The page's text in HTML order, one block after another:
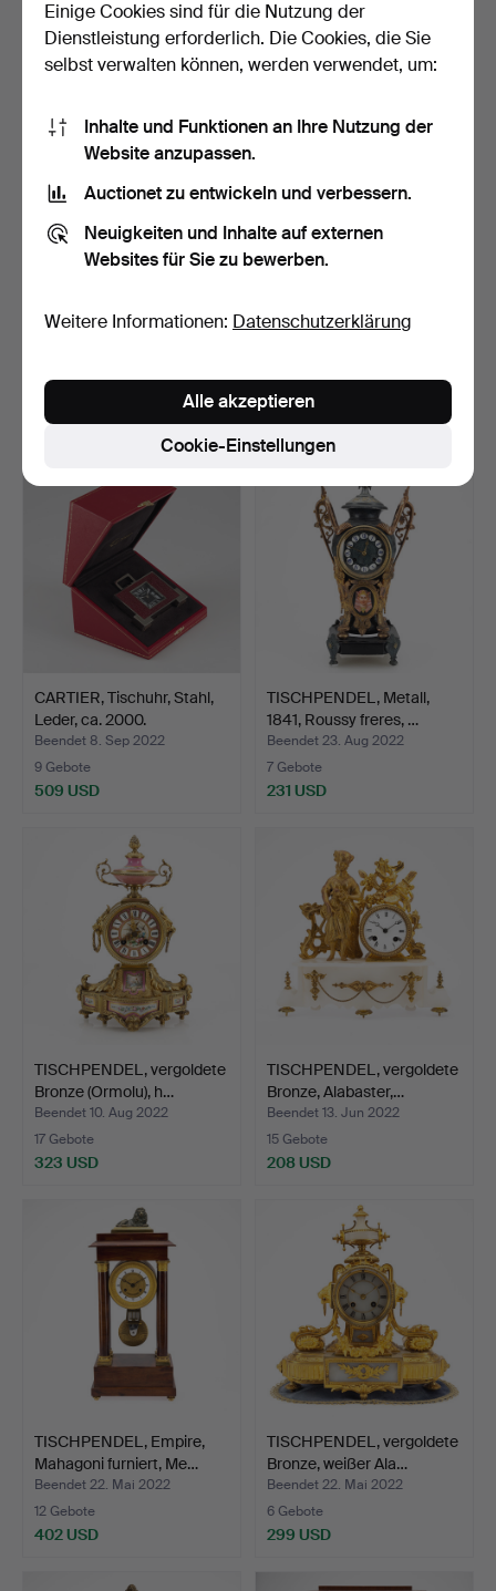
7 Gebote
346 USD
20 Gebote
189 USD
TISCHUHR, Marmor,
147 USD
BORDSUR &
8 Gebote
CARTIER, Tischuhr, Stahl,
Leder, ca. 2000.
Beendet 8. Sep 2022
9 Gebote
509 USD
TISCHPENDEL, Metall,
1841, Roussy freres, …
Beendet 23. Aug 2022
7 Gebote
231 USD
TISCHPENDEL, vergoldete
Bronze (Ormolu), h…
Beendet 10. Aug 2022
17 Gebote
323 USD
TISCHPENDEL, vergoldete
Bronze, Alabaster,…
Beendet 13. Jun 2022
15 Gebote
208 USD
TISCHPENDEL, Empire,
Mahagoni furniert, Me…
Beendet 22. Mai 2022
12 Gebote
402 USD
TISCHPENDEL, vergoldete
Bronze, weißer Ala…
Beendet 22. Mai 2022
6 Gebote
299 USD
Einige Cookies sind für die Nutzung der
Dienstleistung erforderlich. Die Cookies, die Sie
selbst verwalten können, werden verwendet, um:
Inhalte und Funktionen an Ihre Nutzung der
Website anzupassen.
Auctionet zu entwickeln und verbessern.
Neuigkeiten und Inhalte auf externen
Websites für Sie zu bewerben.
Weitere Informationen: Datenschutzerklärung
Cookie-Einstellungen
Alle akzeptieren